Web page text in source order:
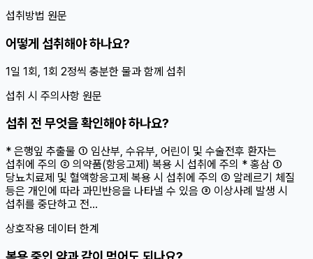
섭취방법 원문
어떻게 섭취해야 하나요?
1일 1회, 1회 2정씩 충분한 물과 함께 섭취
섭취 시 주의사항 원문
섭취 전 무엇을 확인해야 하나요?
* 은행잎 추출물 ① 임산부, 수유부, 어린이 및 수술전후 환자는
섭취에 주의 ② 의약품(항응고제) 복용 시 섭취에 주의 * 홍삼 ①
당뇨치료제 및 혈액항응고제 복용 시 섭취에 주의 ② 알레르기 체질
등은 개인에 따라 과민반응을 나타낼 수 있음 ③ 이상사례 발생 시
섭취를 중단하고 전...
상호작용 데이터 한계